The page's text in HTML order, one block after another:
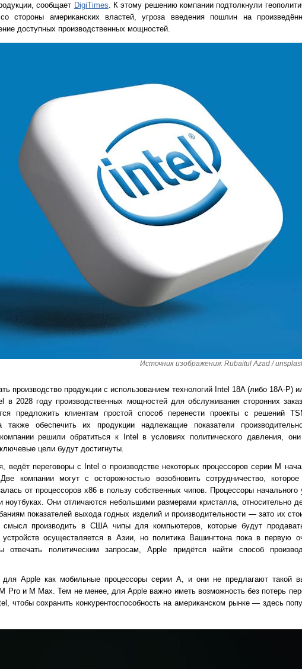
сообщает DigiTimes. К этому решению компании подтолкнули
стороны американских властей, угроза введения пошлин на
доступных производственных мощностей.
Источник изображения: Rubaitul Azad /
производство продукции с использованием технологий Intel 18A (либо 18A-P)
2028 году производственных мощностей для обслуживания сторонних
предложить клиентам простой способ перенести проекты с решений
также обеспечить их продукции надлежащие показатели
решили обратиться к Intel в условиях политического давления,
цели будут достигнуты.
переговоры с Intel о производстве некоторых процессоров серии M
компании могут с осторожностью возобновить сотрудничество, которое
от процессоров x86 в пользу собственных чипов. Процессоры начального
Они отличаются небольшими размерами кристалла, относительно
показателей выхода годных изделий и производительности — зато их
производить в США чипы для компьютеров, которые будут
осуществляется в Азии, но политика Вашингтона пока в первую
отвечать политическим запросам, Apple придётся найти способ
Apple как мобильные процессоры серии A, и они не предлагают такой
Pro и M Max. Тем не менее, для Apple важно иметь возможность без потерь
чтобы сохранить конкурентоспособность на американском рынке — здесь